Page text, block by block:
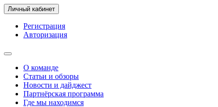
Личный кабинет
Регистрация
Авторизация
О команде
Статьи и обзоры
Новости и дайджест
Партнёрская программа
Где мы находимся